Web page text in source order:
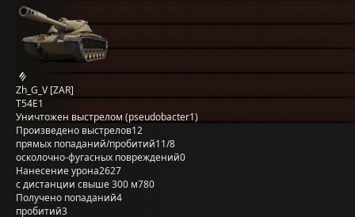
Zh_G_V [ZAR]
T54E1
Уничтожен выстрелом (pseudobacter1)
Произведено выстрелов12
прямых попаданий/пробитий11/8
осколочно-фугасных повреждений0
Нанесение урона2627
с дистанции свыше 300 м780
Получено попаданий4
пробитий3